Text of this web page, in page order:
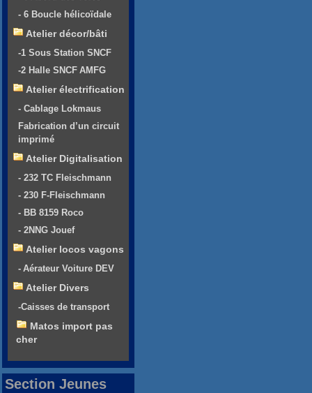
- 6 Boucle hélicoïdale
Atelier décor/bâti
-1 Sous Station SNCF
-2 Halle SNCF AMFG
Atelier électrification
- Cablage Lokmaus
Fabrication d’un circuit
imprimé
Atelier Digitalisation
- 232 TC Fleischmann
- 230 F-Fleischmann
- BB 8159 Roco
- 2NNG Jouef
Atelier locos vagons
- Aérateur Voiture DEV
Atelier Divers
-Caisses de transport
Matos import pas
cher
Section Jeunes